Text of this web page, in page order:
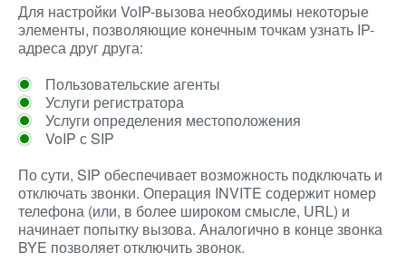
Для настройки VoIP-вызова необходимы некоторые
элементы, позволяющие конечным точкам узнать IP-
адреса друг друга:
Пользовательские агенты
Услуги регистратора
Услуги определения местоположения
VoIP с SIP
По сути, SIP обеспечивает возможность подключать и
отключать звонки. Операция INVITE содержит номер
телефона (или, в более широком смысле, URL) и
начинает попытку вызова. Аналогично в конце звонка
BYE позволяет отключить звонок.